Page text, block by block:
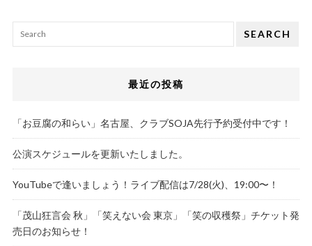
SEARCH
最近の投稿
「お豆腐の和らい」名古屋、クラブSOJA先行予約受付中です！
公演スケジュールを更新いたしました。
YouTubeで逢いましょう！ライブ配信は7/28(火)、19:00〜！
「茂山狂言会 秋」「笑えない会 東京」「笑の収穫祭」チケット発
売日のお知らせ！